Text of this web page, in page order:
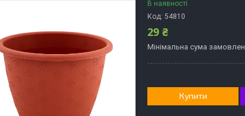
В наявності
Код: 54810
29 ₴
Мінімальна сума
Купити